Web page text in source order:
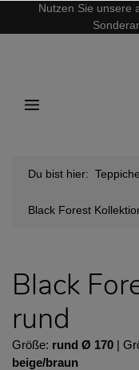
Nutzen Sie unsere
Du bist hier: Teppiche
Black Forest
Black
rund
Größe: rund Ø 170 |
beige/braun